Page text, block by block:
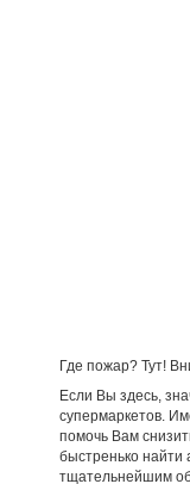
Где пожар? Тут!
Если Вы здесь,
супермаркетов.
помочь Вам
быстренько найти
тщательнейшим